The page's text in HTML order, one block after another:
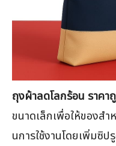
ถุงผ้าลดโลกร้อน ราคา
ขนาดเล็กเพื่อให้ของส
นการใช้งานโดยเพิ่มซิป